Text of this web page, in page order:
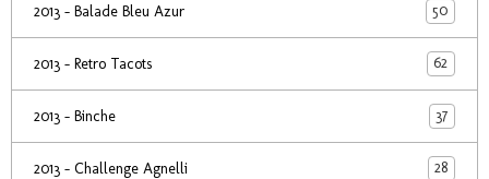
2013 - Balade Bleu Azur 50
2013 - Retro Tacots 62
2013 - Binche 37
2013 - Challenge Agnelli 28